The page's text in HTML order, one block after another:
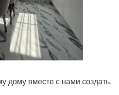
дому вместе с нами создать.